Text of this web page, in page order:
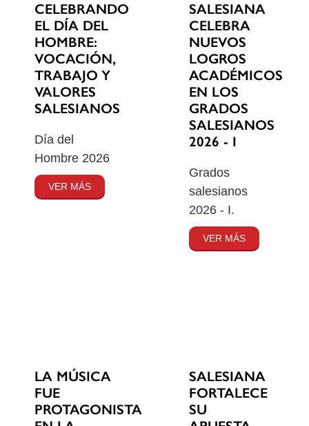
CELEBRANDO
EL DÍA DEL
HOMBRE:
VOCACIÓN,
TRABAJO Y
VALORES
SALESIANOS
Día del
Hombre 2026
VER MÁS
SALESIANA
CELEBRA
NUEVOS
LOGROS
ACADÉMICOS
EN LOS
GRADOS
SALESIANOS
2026 - I
Grados
salesianos
2026 - I.
VER MÁS
LA MÚSICA
FUE
PROTAGONISTA
SALESIANA
FORTALECE
SU